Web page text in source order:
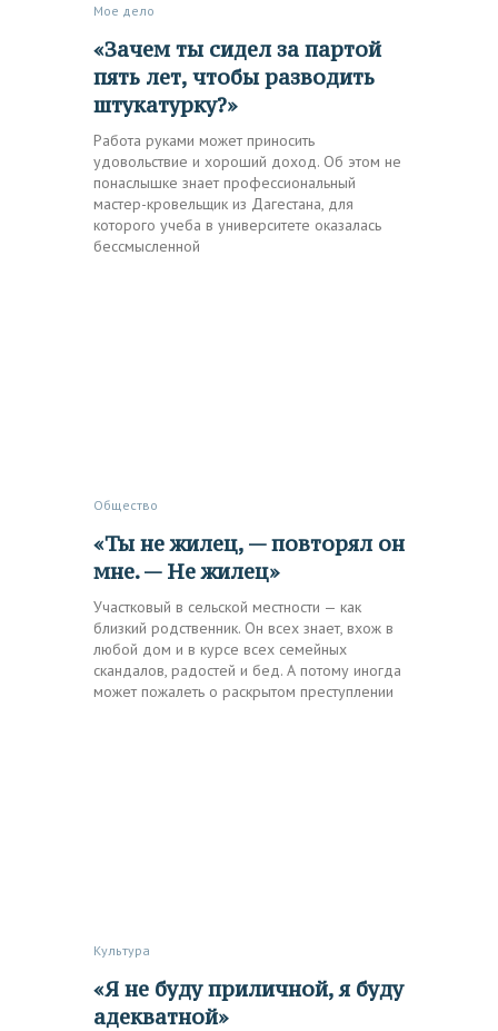
Мое дело
«Зачем ты сидел за партой
пять лет, чтобы разводить
штукатурку?»
Работа руками может приносить
удовольствие и хороший доход. Об этом не
понаслышке знает профессиональный
мастер-кровельщик из Дагестана, для
которого учеба в университете оказалась
бессмысленной
Общество
«Ты не жилец, — повторял он
мне. — Не жилец»
Участковый в сельской местности — как
близкий родственник. Он всех знает, вхож в
любой дом и в курсе всех семейных
скандалов, радостей и бед. А потому иногда
может пожалеть о раскрытом преступлении
Культура
«Я не буду приличной, я буду
адекватной»